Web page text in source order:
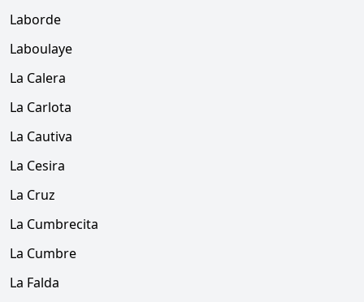
Laborde
Laboulaye
La Calera
La Carlota
La Cautiva
La Cesira
La Cruz
La Cumbrecita
La Cumbre
La Falda